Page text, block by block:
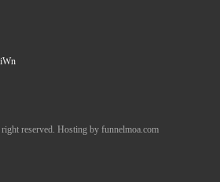
reserved. Hosting by funnelmoa.com